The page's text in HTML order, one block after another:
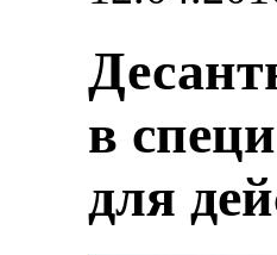
в
для